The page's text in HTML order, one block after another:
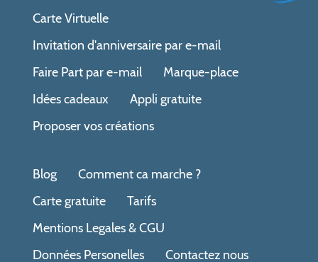
Carte Virtuelle
Invitation d'anniversaire par e-mail
Faire Part par e-mail
Marque-place
Idées cadeaux
Appli gratuite
Proposer vos créations
Blog
Comment ca marche ?
Carte gratuite
Tarifs
Mentions Legales & CGU
Données Personelles
Contactez nous